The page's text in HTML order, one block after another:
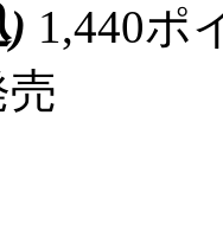
1,440ポ
売